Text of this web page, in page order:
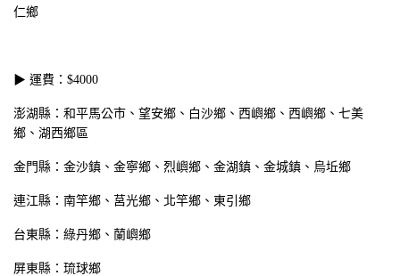
仁鄉
▶ 運費：$4000
澎湖縣：和平馬公市、望安鄉、白沙鄉、西嶼鄉、西嶼鄉、七美
鄉、湖西鄉區
金門縣：金沙鎮、金寧鄉、烈嶼鄉、金湖鎮、金城鎮、烏坵鄉
連江縣：南竿鄉、莒光鄉、北竿鄉、東引鄉
台東縣：綠丹鄉、蘭嶼鄉
屏東縣：琉球鄉